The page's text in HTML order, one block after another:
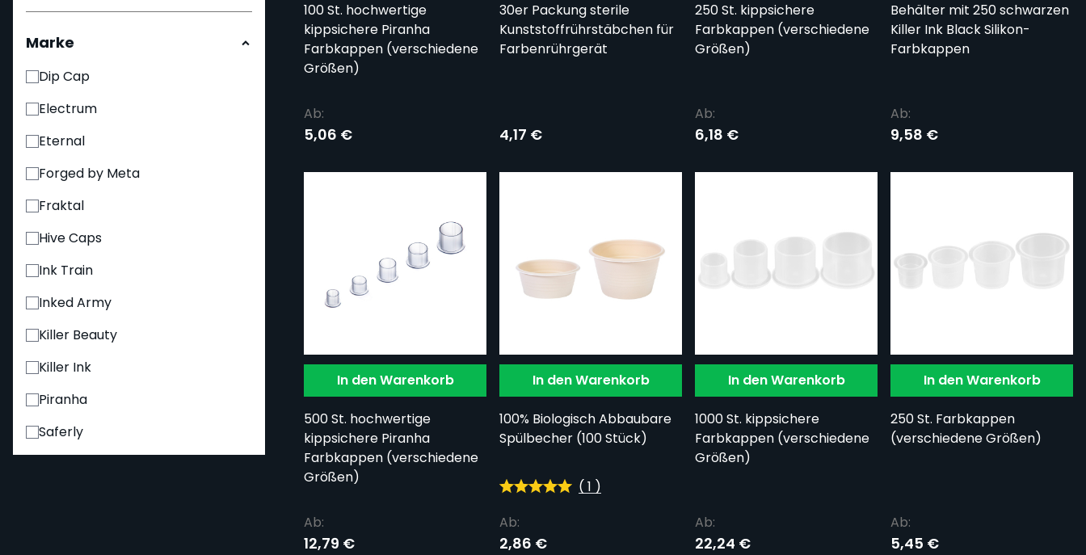
Marke
Dip Cap
Electrum
Eternal
Forged by Meta
Fraktal
Hive Caps
Ink Train
Inked Army
Killer Beauty
Killer Ink
Piranha
Saferly
100 St. hochwertige
kippsichere Piranha
Farbkappen (verschiedene
Größen)
Ab:
5,06 €
30er Packung sterile
Kunststoffrührstäbchen für
Farbenrührgerät
4,17 €
250 St. kippsichere
Farbkappen (verschiedene
Größen)
Ab:
6,18 €
Behälter mit 250 schwarzen
Killer Ink Black Silikon-
Farbkappen
Ab:
9,58 €
In den Warenkorb
500 St. hochwertige
kippsichere Piranha
Farbkappen (verschiedene
Größen)
Ab:
12,79 €
In den Warenkorb
100% Biologisch Abbaubare
Spülbecher (100 Stück)
( 1 )
Ab:
2,86 €
In den Warenkorb
1000 St. kippsichere
Farbkappen (verschiedene
Größen)
Ab:
22,24 €
In den Warenkorb
250 St. Farbkappen
(verschiedene Größen)
Ab:
5,45 €